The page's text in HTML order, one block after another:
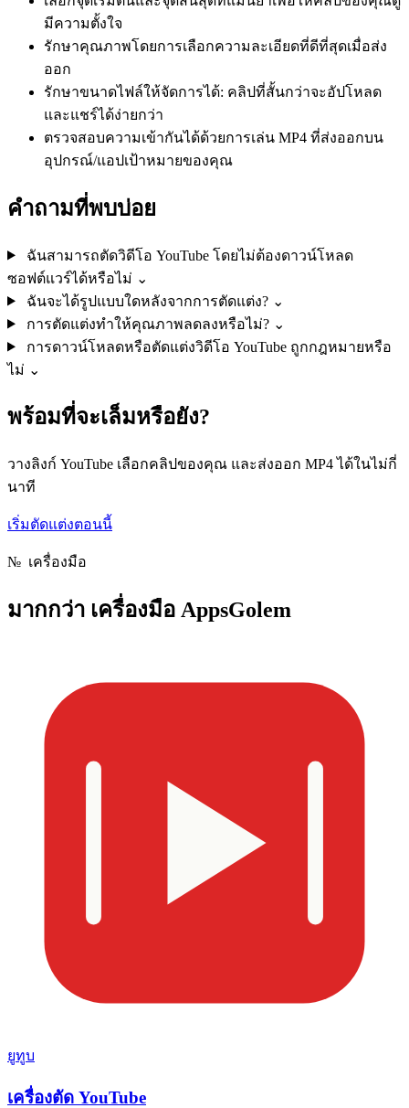
มีความตั้งใจ
รักษาคุณภาพโดยการเลือกความละเอียดที่ดีที่สุดเมื่อส่ง
ออก
รักษาขนาดไฟล์ให้จัดการได้: คลิปที่สั้นกว่าจะอัปโหลด
และแชร์ได้ง่ายกว่า
ตรวจสอบความเข้ากันได้ด้วยการเล่น MP4 ที่ส่งออกบน
อุปกรณ์/แอปเป้าหมายของคุณ
คำถามที่พบบ่อย
ฉันสามารถตัดวิดีโอ YouTube โดยไม่ต้องดาวน์โหลด
ซอฟต์แวร์ได้หรือไม่ ⌄
ฉันจะได้รูปแบบใดหลังจากการตัดแต่ง? ⌄
การตัดแต่งทำให้คุณภาพลดลงหรือไม่? ⌄
การดาวน์โหลดหรือตัดแต่งวิดีโอ YouTube ถูกกฎหมายหรือ
ไม่ ⌄
พร้อมที่จะเล็มหรือยัง?
วางลิงก์ YouTube เลือกคลิปของคุณ และส่งออก MP4 ได้ในไม่กี่
นาที
เริ่มตัดแต่งตอนนี้
№ เครื่องมือ
มากกว่า เครื่องมือ AppsGolem
ยูทูบ
เครื่องตัด YouTube